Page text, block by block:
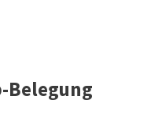
Belegung